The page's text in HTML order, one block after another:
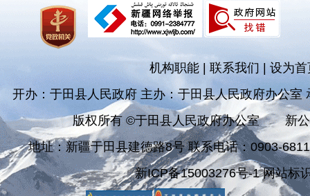
机构职能 联系我们|设为首
开办：于田县人民政府 主办：于田县人民政府办公室
版权所有 ©于田县人民政府办公室
新
地址：新疆于田县建德路8号 联系电话：0903-
新ICP备15003276号-1 网站标